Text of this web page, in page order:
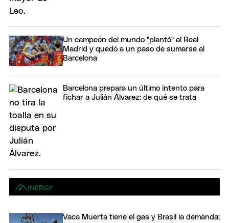
Un campeón del mundo "plantó" al Real
Madrid y quedó a un paso de sumarse al
Barcelona
Barcelona prepara un último intento para
fichar a Julián Álvarez: de qué se trata
Vaca Muerta tiene el gas y Brasil la demanda: